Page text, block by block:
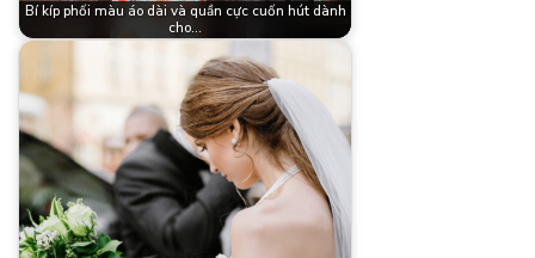
Bí kíp phối màu áo dài và quần cực cuốn hút dành
cho…